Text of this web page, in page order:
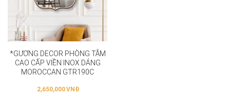
*GƯƠNG DECOR PHÒNG TẮM
CAO CẤP VIỀN INOX DÁNG
MOROCCAN GTR190C
2,650,000VNĐ